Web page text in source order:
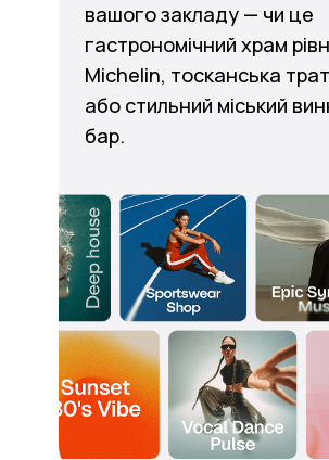
вашого закладу — чи це
гастрономічний храм
Michelin, тосканська
або стильний міський
бар.